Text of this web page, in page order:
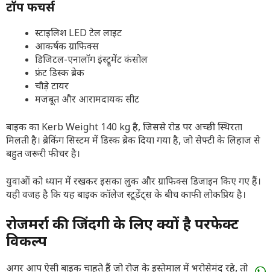
टॉप फीचर्स
स्टाइलिश LED टेल लाइट
आकर्षक ग्राफिक्स
डिजिटल-एनालॉग इंस्ट्रूमेंट कंसोल
फ्रंट डिस्क ब्रेक
चौड़े टायर
मजबूत और आरामदायक सीट
बाइक का Kerb Weight 140 kg है, जिससे रोड पर अच्छी स्थिरता
मिलती है। ब्रेकिंग सिस्टम में डिस्क ब्रेक दिया गया है, जो सेफ्टी के लिहाज से
बहुत जरूरी फीचर है।
युवाओं को ध्यान में रखकर इसका लुक और ग्राफिक्स डिजाइन किए गए हैं।
यही वजह है कि यह बाइक कॉलेज स्टूडेंट्स के बीच काफी लोकप्रिय है।
रोजमर्रा की जिंदगी के लिए क्यों है परफेक्ट
विकल्प